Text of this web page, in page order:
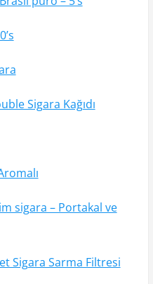
Sigara Kağıdı
sigara – Portakal ve
Sigara Sarma Filtresi